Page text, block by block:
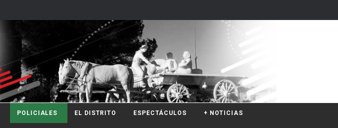
POLICIALES EL DISTRITO ESPECTÁCULOS + NOTICIAS